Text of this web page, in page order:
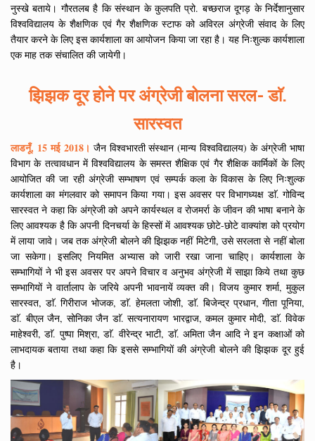
नुस्खे बताये। गौरतलब है कि संस्थान के कुलपति प्रो. बच्छराज दूगड़ के निर्देशानुसार
विश्वविद्यालय के शैक्षणिक एवं गैर शैक्षणिक स्टाफ को अविरल अंग्रेजी संवाद के लिए
तैयार करने के लिए इस कार्यशाला का आयोजन किया जा रहा है। यह निःशुल्क कार्यशाला
एक माह तक संचालित की जायेगी।
झिझक दूर होने पर अंग्रेजी बोलना सरल- डाॅ.
सारस्वत
लाडनूँ, 15 मई 2018। जैन विश्वभारती संस्थान (मान्य विश्वविद्यालय) के अंग्रेजी भाषा
विभाग के तत्वावधान में विश्वविद्यालय के समस्त शैक्षिक एवं गैर शैक्षिक कार्मिकों के लिए
आयोजित की जा रही अंग्रेजी सम्भाषण एवं सम्पर्क कला के विकास के लिए निःशुल्क
कार्यशाला का मंगलवार को समापन किया गया। इस अवसर पर विभागध्यक्ष डाॅ. गोविन्द
सारस्वत ने कहा कि अंग्रेजी को अपने कार्यस्थल व रोजमर्रा के जीवन की भाषा बनाने के
लिए आवश्यक है कि अपनी दिनचर्या के हिस्सों में आवश्यक छोटे-छोटे वाक्यांश को प्रयोग
में लाया जावे। जब तक अंग्रेजी बोलने की झिझक नहीं मिटेगी, उसे सरलता से नहीं बोला
जा सकेगा। इसलिए नियमित अभ्यास को जारी रखा जाना चाहिए। कार्यशाला के
सम्भागियों ने भी इस अवसर पर अपने विचार व अनुभव अंग्रेजी में साझा किये तथा कुछ
सम्भागियों ने वार्तालाप के जरिये अपनी भावनायें व्यक्त की। विजय कुमार शर्मा, मुकुल
सारस्वत, डाॅ. गिरीराज भोजक, डाॅ. हेमलता जोशी, डाॅ. बिजेन्द्र प्रधान, गीता पूनिया,
डाॅ. बीएल जैन, सोनिका जैन डाॅ. सत्यनारायण भारद्वाज, कमल कुमार मोदी, डाॅ. विवेक
माहेश्वरी, डाॅ. पुष्पा मिश्रा, डाॅ. वीरेन्द्र भाटी, डाॅ. अमिता जैन आदि ने इन कक्षाओं को
लाभदायक बताया तथा कहा कि इससे सम्भागियों की अंग्रेजी बोलने की झिझक दूर हुई
है।